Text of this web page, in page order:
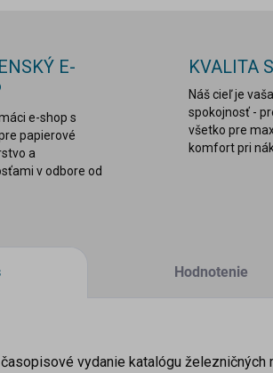
E-
e-shop s
papierové
a
v odbore od
KVALITA
Náš cieľ je vaša
spokojnosť -
všetko pre
komfort pri
Hodnotenie
vydanie katalógu